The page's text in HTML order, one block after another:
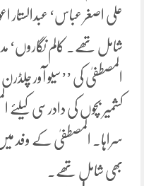
علی اصغر عباس‘
شامل تھے۔ کالم نگاروں‘
المصطفیٰ کی ’’سیو آور چلڈرن
کشمیر بچوں کی دادرسی کیلئے
سراہا۔ المصطفیٰ کے وفد
بھی شامل تھے۔